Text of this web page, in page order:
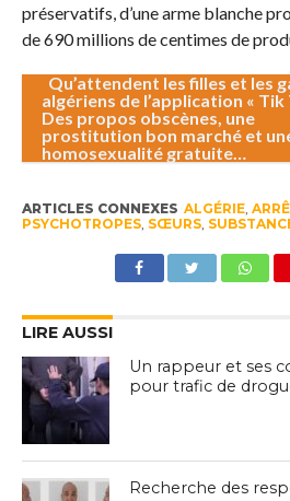
préservatifs, d’une arme blanche
de 690 millions de centimes de
Qu’attendent les filles et les
algériens de l’application « Tik
Des propos obscènes, une
prostitution bon marché et
homosexualité gratuite…
ARTICLES CONNEXES ALGÉRIE,
PSYCHOTROPES, SŒURS,
LIRE AUSSI
Un rappeur et ses
pour trafic de
Recherche des